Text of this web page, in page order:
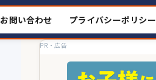
お問い合わせ プライバシーポリシー
PR・広告